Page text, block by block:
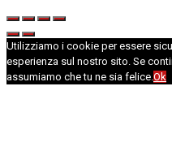
Utilizziamo i cookie per essere
esperienza sul nostro sito. Se
assumiamo che tu ne sia felice.Ok